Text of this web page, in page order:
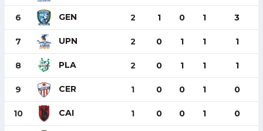
6 GEN 2 1 0 1 3
7 UPN 2 0 1 1 1
8 PLA 2 0 1 1 1
9 CER 1 0 0 1 0
10 CAI 1 0 0 1 0